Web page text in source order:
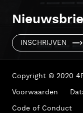
INSCHRIJVEN
Copyright © 2020
Voorwaarden
Code of Conduct